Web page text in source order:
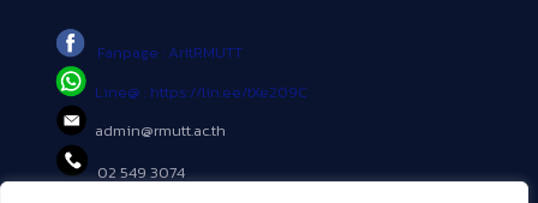
Fanpage : AritRMUTT
Line@ : https://lin.ee/tXe209C
admin@rmutt.ac.th
02 549 3074